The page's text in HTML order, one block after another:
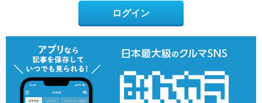
ログイン